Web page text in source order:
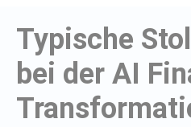
Typische
bei der AI